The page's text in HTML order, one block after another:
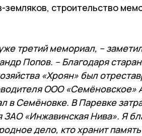
земляков, строительство
третий мемориал, –
Попов. – Благодаря
«Хроян» был
ООО «Семёновское»
в Семёновке. В Паревке
ЗАО «Инжавинская Нива». Я
дело, кто хранит